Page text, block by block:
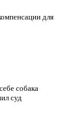
для
собака
суд